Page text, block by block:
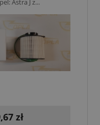
Astra J z...
zł